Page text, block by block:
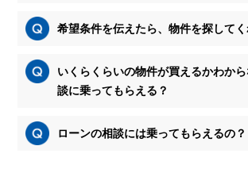
希望条件を伝えたら、物件を探してく
いくらくらいの物件が買えるかわか
談に乗ってもらえる？
ローンの相談には乗ってもらえるの？